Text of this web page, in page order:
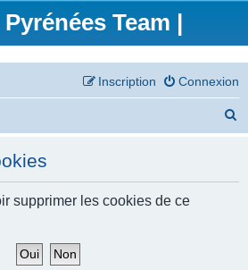
Team |
Connexion
Inscription
supprimer les cookies de ce